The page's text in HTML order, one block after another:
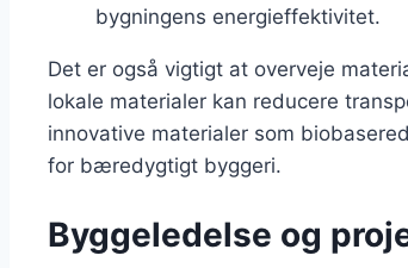
bygningens energieffektivitet.
Det er også vigtigt at overveje
lokale materialer kan reducere
innovative materialer som
for bæredygtigt byggeri.
Byggeledelse og